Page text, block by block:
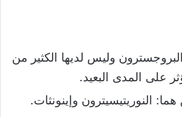
وليس لديها الكثير من
على المدى البعيد.
النوريتيسيترون وإينونثات.